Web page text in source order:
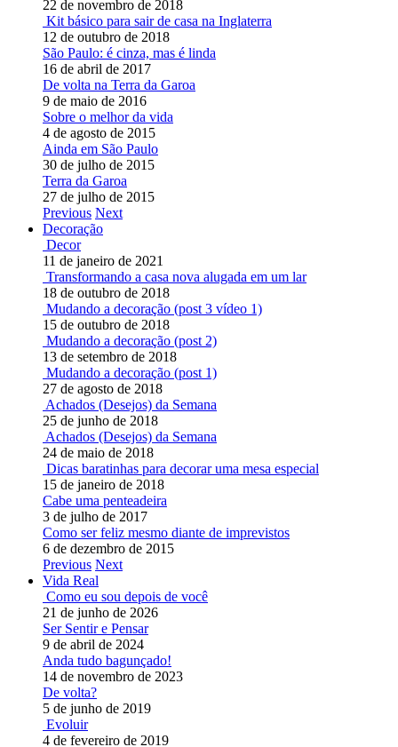
22 de novembro de 2018
Kit básico para sair de casa na Inglaterra
12 de outubro de 2018
São Paulo: é cinza, mas é linda
16 de abril de 2017
De volta na Terra da Garoa
9 de maio de 2016
Sobre o melhor da vida
4 de agosto de 2015
Ainda em São Paulo
30 de julho de 2015
Terra da Garoa
27 de julho de 2015
Previous Next
Decoração
Decor
11 de janeiro de 2021
Transformando a casa nova alugada em um lar
18 de outubro de 2018
Mudando a decoração (post 3 vídeo 1)
15 de outubro de 2018
Mudando a decoração (post 2)
13 de setembro de 2018
Mudando a decoração (post 1)
27 de agosto de 2018
Achados (Desejos) da Semana
25 de junho de 2018
Achados (Desejos) da Semana
24 de maio de 2018
Dicas baratinhas para decorar uma mesa especial
15 de janeiro de 2018
Cabe uma penteadeira
3 de julho de 2017
Como ser feliz mesmo diante de imprevistos
6 de dezembro de 2015
Previous Next
Vida Real
Como eu sou depois de você
21 de junho de 2026
Ser Sentir e Pensar
9 de abril de 2024
Anda tudo bagunçado!
14 de novembro de 2023
De volta?
5 de junho de 2019
Evoluir
4 de fevereiro de 2019